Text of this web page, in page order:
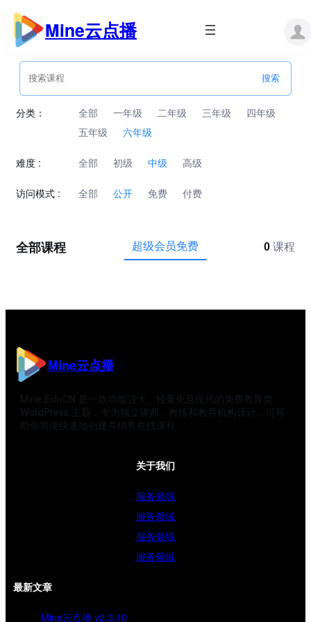
跳
内
Mine云点播
分类： 全部 一年级 二年级 三年级
四年级
五年级
六年级
难度 : 全部 初级 中级 高级
访问模式 : 全部 公开 免费 付费
全部课程 超级会员免费 0 课程
Mine云点播
Mine EduCN 是一款功能强大、轻量化且现代的免费教育类
WordPress 主题，专为独立讲师、教练和教育机构设计，可帮
助你简便快速地创建并销售在线课程
关于我们
服务领域
服务领域
服务领域
服务领域
最新文章
Mine云点播 v2.3.10